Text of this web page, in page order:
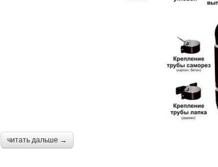
читать дальше →